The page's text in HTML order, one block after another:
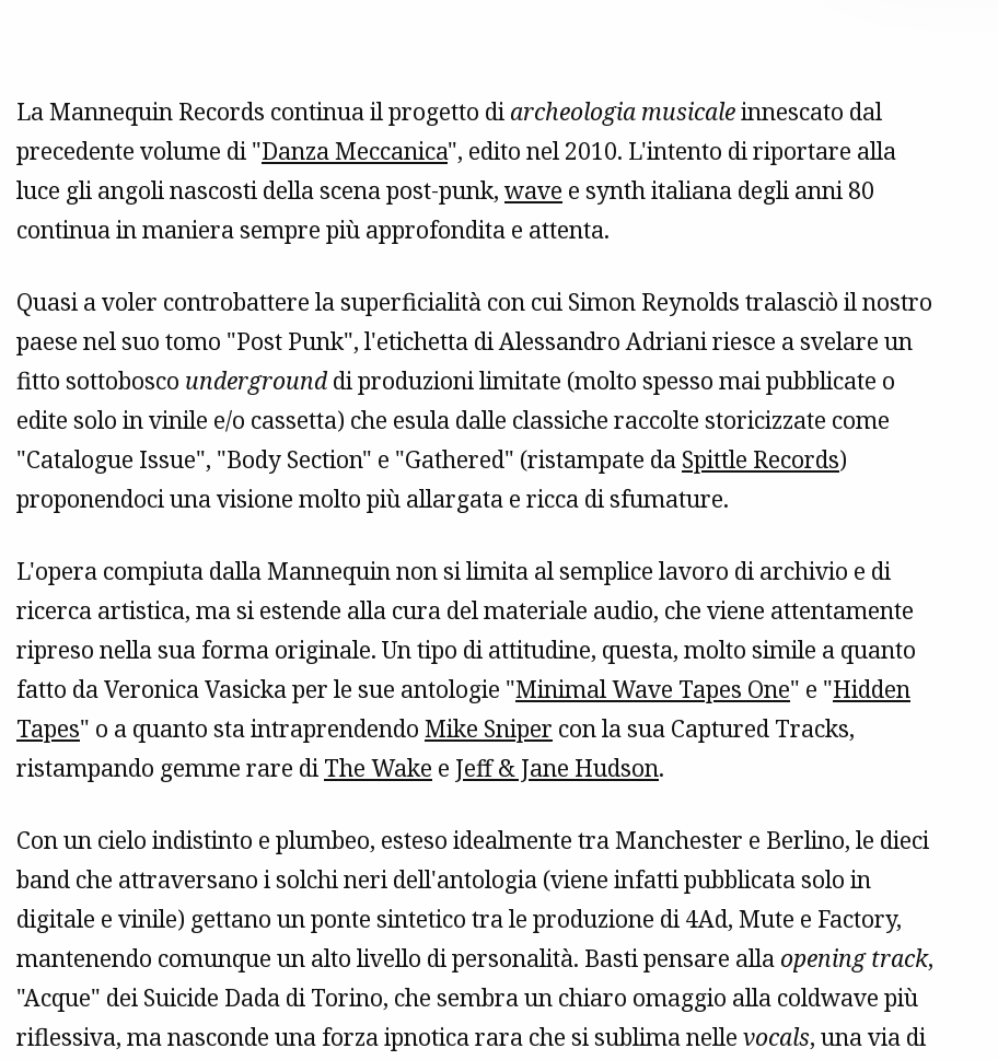
La Mannequin Records continua il progetto di archeologia musicaleinnescato dal
precedente volume di "Danza Meccanica", edito nel 2010. L'intento di riportare alla
luce gli angoli nascosti della scena post-punk,wave e synth italiana degli anni 80
continua in maniera sempre più approfondita e attenta.
Quasi a voler controbattere la superficialità con cui Simon Reynolds tralasciò il nostro
paese nel suo tomo "Post Punk", l'etichetta di Alessandro Adriani riesce a svelare un
fitto sottobosco undergrounddi produzioni limitate (molto spesso mai pubblicate o
edite solo in vinile e/o cassetta) che esula dalle classiche raccolte storicizzate come
"Catalogue Issue", "Body Section" e "Gathered" (ristampate da Spittle Records)
proponendoci una visione molto più allargata e ricca di sfumature.
L'opera compiuta dalla Mannequin non si limita al semplice lavoro di archivio e di
ricerca artistica, ma si estende alla cura del materiale audio, che viene attentamente
ripreso nella sua forma originale. Un tipo di attitudine, questa, molto simile a quanto
fatto da Veronica Vasicka per le sue antologie "Minimal Wave Tapes One" e "Hidden
Tapes" o a quanto sta intraprendendo Mike Sniper con la sua Captured Tracks,
ristampando gemme rare di The Wake e Jeff & Jane Hudson.
Con un cielo indistinto e plumbeo, esteso idealmente tra Manchester e Berlino, le dieci
band che attraversano i solchi neri dell'antologia (viene infatti pubblicata solo in
digitale e vinile) gettano un ponte sintetico tra le produzione di 4Ad, Mute e Factory,
mantenendo comunque un alto livello di personalità. Basti pensare alla opening track,
"Acque" dei Suicide Dada di Torino, che sembra un chiaro omaggio alla coldwave più
riflessiva, ma nasconde una forza ipnotica rara che si sublima nelle vocals, una via di